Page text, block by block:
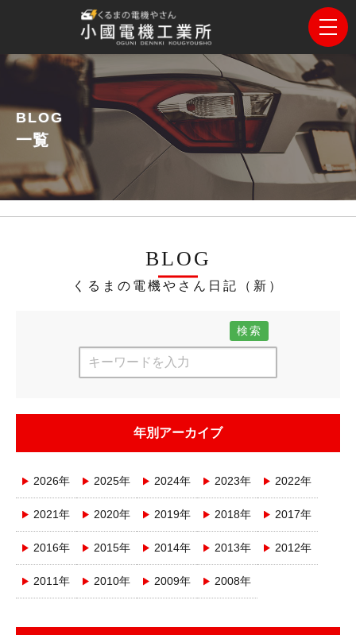
BLOG
一覧
BLOG
くるまの電機やさん日記（新）
検索
年別アーカイブ
2026年 2025年 2024年 2023年 2022年
2021年 2020年 2019年 2018年 2017年
2016年 2015年 2014年 2013年 2012年
2011年 2010年 2009年 2008年